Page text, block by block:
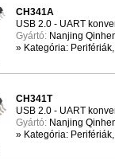
CH341A
USB 2.0 - UART
Gyártó: Nanjing
» Kategória:
CH341T
USB 2.0 - UART
Gyártó: Nanjing
» Kategória: